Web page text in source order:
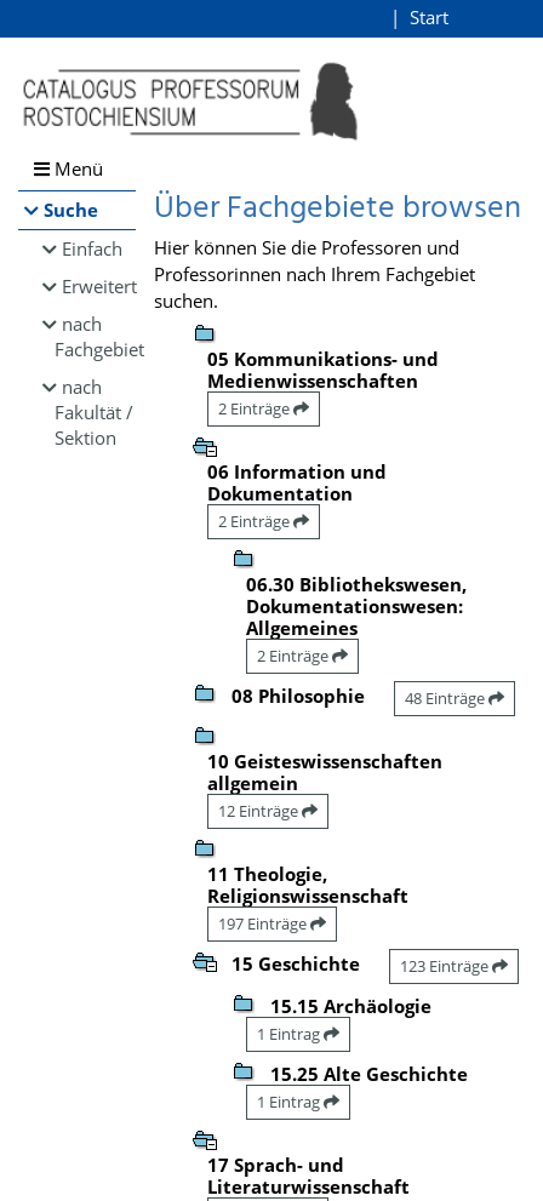
Browsen
direkt zum Inhalt
Start
Menü
Suche
Einfach
Erweitert
nach
Fachgebiet
nach
Fakultät /
Sektion
Über Fachgebiete browsen
Hier können Sie die Professoren und
Professorinnen nach Ihrem Fachgebiet
suchen.
05 Kommunikations- und
Medienwissenschaften
2 Einträge
06 Information und
Dokumentation
2 Einträge
06.30 Bibliothekswesen,
Dokumentationswesen:
Allgemeines
2 Einträge
08 Philosophie 48 Einträge
10 Geisteswissenschaften
allgemein
12 Einträge
11 Theologie,
Religionswissenschaft
197 Einträge
15 Geschichte 123 Einträge
15.15 Archäologie
1 Eintrag
15.25 Alte Geschichte
1 Eintrag
17 Sprach- und
Literaturwissenschaft